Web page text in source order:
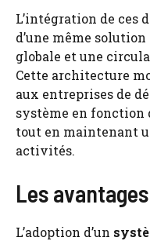
L’intégration de ces
d’une même
globale et une
Cette architecture
aux entreprises de
système en fonction
tout en maintenant
activités.
Les
L’adoption d’un